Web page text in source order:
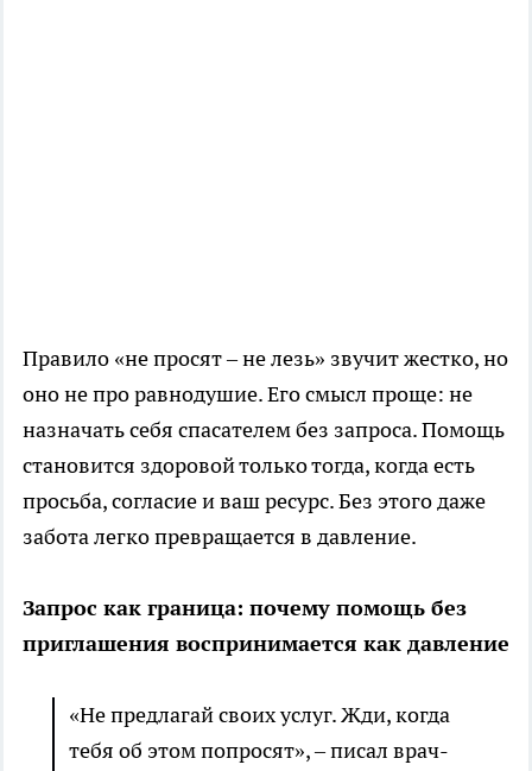
Правило «не просят – не лезь» звучит жестко, но
оно не про равнодушие. Его смысл проще: не
назначать себя спасателем без запроса. Помощь
становится здоровой только тогда, когда есть
просьба, согласие и ваш ресурс. Без этого даже
забота легко превращается в давление.
Запрос как граница: почему помощь без
приглашения воспринимается как давление
«Не предлагай своих услуг. Жди, когда
тебя об этом попросят», – писал врач-